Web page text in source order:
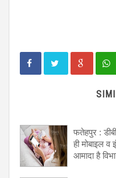
फतेहपुर :
ही मोबाइल
आमादा है